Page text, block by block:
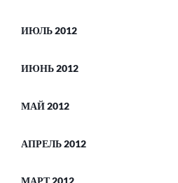
ИЮЛЬ 2012
ИЮНЬ 2012
МАЙ 2012
АПРЕЛЬ 2012